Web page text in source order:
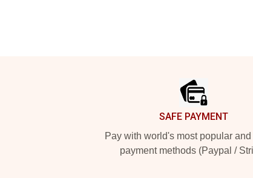
SAFE PAYMENT
Pay with world's most popular
payment methods (Paypal /